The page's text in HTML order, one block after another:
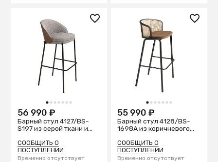
1 2 3 4 5 6 7
56 990 ₽
Барный стул 4127/BS-
S197 из серой ткани и
СООБЩИТЬ О
ПОСТУПЛЕНИИ
Временно отсутствует
1 2 3 4 5 6 7
55 990 ₽
Барный стул 4128/BS-
1698A из коричневого
СООБЩИТЬ О
ПОСТУПЛЕНИИ
Временно отсутствует